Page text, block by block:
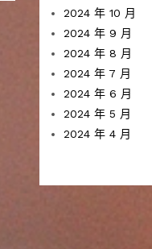
2024 年 10 月
2024 年 9 月
2024 年 8 月
2024 年 7 月
2024 年 6 月
2024 年 5 月
2024 年 4 月